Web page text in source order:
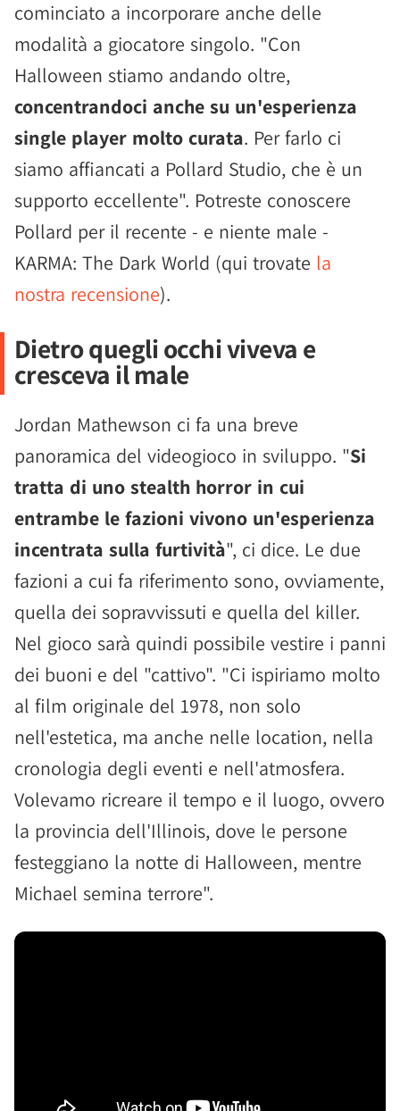
cominciato a incorporare anche delle
modalità a giocatore singolo. "Con
Halloween stiamo andando oltre,
concentrandoci anche su un'esperienza
single player molto curata. Per farlo ci
siamo affiancati a Pollard Studio, che è un
supporto eccellente". Potreste conoscere
Pollard per il recente - e niente male -
KARMA: The Dark World (qui trovate la
nostra recensione).
Dietro quegli occhi viveva e
cresceva il male
Jordan Mathewson ci fa una breve
panoramica del videogioco in sviluppo. "Si
tratta di uno stealth horror in cui
entrambe le fazioni vivono un'esperienza
incentrata sulla furtività", ci dice. Le due
fazioni a cui fa riferimento sono, ovviamente,
quella dei sopravvissuti e quella del killer.
Nel gioco sarà quindi possibile vestire i panni
dei buoni e del "cattivo". "Ci ispiriamo molto
al film originale del 1978, non solo
nell'estetica, ma anche nelle location, nella
cronologia degli eventi e nell'atmosfera.
Volevamo ricreare il tempo e il luogo, ovvero
la provincia dell'Illinois, dove le persone
festeggiano la notte di Halloween, mentre
Michael semina terrore".